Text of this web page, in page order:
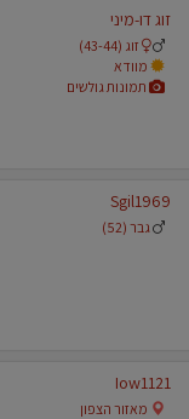
זוג דו-מיני
זוג (43-44)
מוודא
תמונות גולשים
Sgil1969
גבר (52)
Iow1121
מאזור הצפון